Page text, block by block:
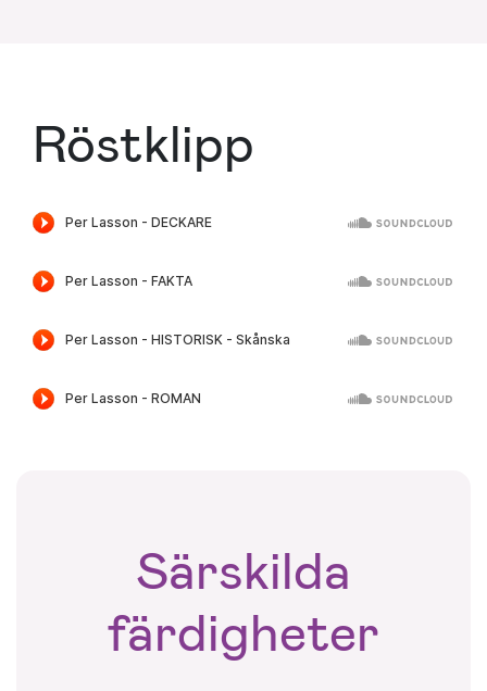
Röstklipp
Särskilda
färdigheter